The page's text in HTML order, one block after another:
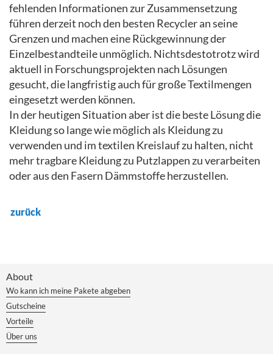
fehlenden Informationen zur Zusammensetzung
führen derzeit noch den besten Recycler an seine
Grenzen und machen eine Rückgewinnung der
Einzelbestandteile unmöglich. Nichtsdestotrotz wird
aktuell in Forschungsprojekten nach Lösungen
gesucht, die langfristig auch für große Textilmengen
eingesetzt werden können.
In der heutigen Situation aber ist die beste Lösung die
Kleidung so lange wie möglich als Kleidung zu
verwenden und im textilen Kreislauf zu halten, nicht
mehr tragbare Kleidung zu Putzlappen zu verarbeiten
oder aus den Fasern Dämmstoffe herzustellen.
zurück
About
Wo kann ich meine Pakete abgeben
Gutscheine
Vorteile
Über uns